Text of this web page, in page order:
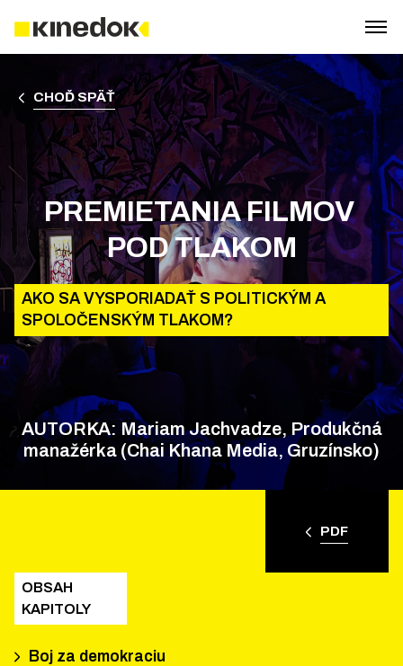
CHOĎ SPÄŤ
PREMIETANIA FILMOV
POD TLAKOM
AKO SA VYSPORIADAŤ S POLITICKÝM A
SPOLOČENSKÝM TLAKOM?
AUTORKA: Mariam Jachvadze, Produkčná
manažérka (Chai Khana Media, Gruzínsko)
PDF
OBSAH
KAPITOLY
Boj za demokraciu